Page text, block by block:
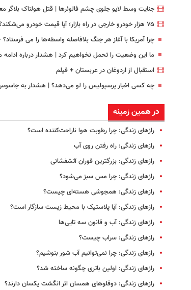
جنایت وسط لایو جلوی چشم فالوئرها | قتل هولناک
۷۵ هزار خودرو خارجی در راه بازار؛ آیا قیمت خودرو می‌شکند؟ + فیلم
چرا آمریکا با آغاز هر جنگ بلافاصله واسطه‌ها را می
ما این وضعیت را تحمل نخواهیم کرد | هشدار درباره ادامه
استقبال از اردوغان در عربستان + فیلم
چه کسی اخبار پرسپولیس را لو می‌دهد؟ | هشدار به
در همین زمینه
رازهای زندگی: چرا رطوبت هوا ناراحت‌کننده است؟
رازهای زندگی: راه رفتن روی آب
رازهای زندگی:‌ بزرگترین فوران آتشفشانی
رازهای زندگی: چرا مس سبز می‌شود؟
رازهای زندگی: همجوشی هسته‌ای چیست؟
رازهای زندگی: آیا پلاستیک‌ با محیط زیست سازگار است؟
رازهای زندگی: آب و قانون سه‌ تایی‌ها
رازهای زندگی: سراب چیست؟
رازهای زندگی: چرا نمی‌توانیم آب شور بنوشیم؟
رازهای زندگی: اولین باتری چگونه ساخته شد؟
رازهای زندگی: دوقلوهای همسان اثر انگشت یکسان دارند؟